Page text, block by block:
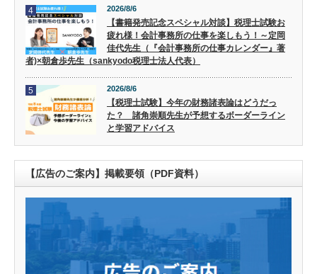
4 2026/8/6
【書籍発売記念スペシャル対談】税理士試験お
疲れ様！会計事務所の仕事を楽しもう！～定岡
佳代先生（『会計事務所の仕事カレンダー』著
者)×朝倉歩先生（sankyodo税理士法人代表）
5 2026/8/6
【税理士試験】今年の財務諸表論はどうだっ
た？ 諸角崇順先生が予想するボーダーライン
と学習アドバイス
【広告のご案内】掲載要領（PDF資料）